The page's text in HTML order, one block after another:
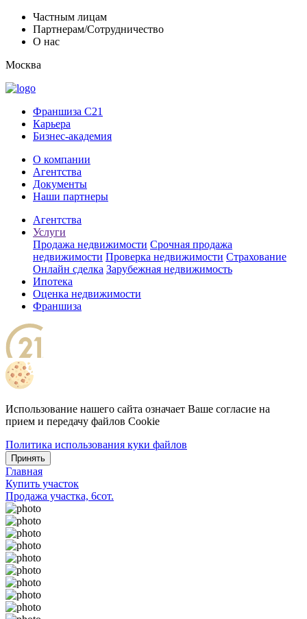
Частным лицам
Партнерам/Сотрудничество
О нас
Москва
Франшиза C21
Карьера
Бизнес-академия
О компании
Агентства
Документы
Наши партнеры
Агентства
Услуги
Продажа недвижимости Срочная продажа
недвижимости Проверка недвижимости Страхование
Онлайн сделка Зарубежная недвижимость
Ипотека
Оценка недвижимости
Франшиза
Использование нашего сайта означает Ваше согласие на
прием и передачу файлов Cookie
Политика использования куки файлов
Принять
Главная
Купить участок
Продажа участка, 6сот.